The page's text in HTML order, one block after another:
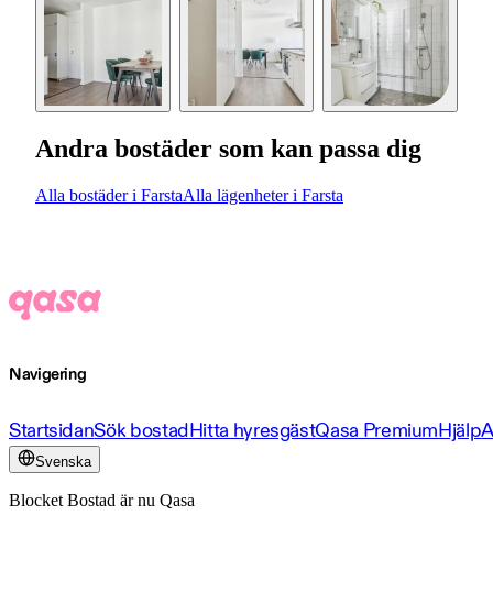
Andra bostäder som kan passa dig
Alla bostäder i FarstaAlla lägenheter i Farsta
Navigering
StartsidanSök bostadHitta hyresgästQasa PremiumHjälp
Svenska
Blocket Bostad är nu Qasa